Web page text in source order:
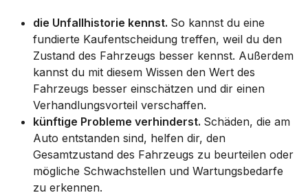
die Unfallhistorie kennst. So kannst du eine
fundierte Kaufentscheidung treffen, weil du den
Zustand des Fahrzeugs besser kennst. Außerdem
kannst du mit diesem Wissen den Wert des
Fahrzeugs besser einschätzen und dir einen
Verhandlungsvorteil verschaffen.
künftige Probleme verhinderst. Schäden, die am
Auto entstanden sind, helfen dir, den
Gesamtzustand des Fahrzeugs zu beurteilen oder
mögliche Schwachstellen und Wartungsbedarfe
zu erkennen.